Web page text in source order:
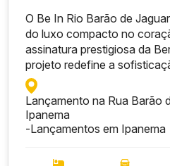
O Be In Rio Barão de
do luxo compacto no
assinatura prestigiosa da
projeto redefine a
Lançamento na Rua Barão
Ipanema
-Lançamentos em Ipanema